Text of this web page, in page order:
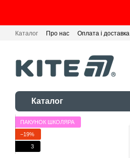
Каталог Про нас Оплата і доставка
Каталог
ПАКУНОК ШКОЛЯРА
−19%
3